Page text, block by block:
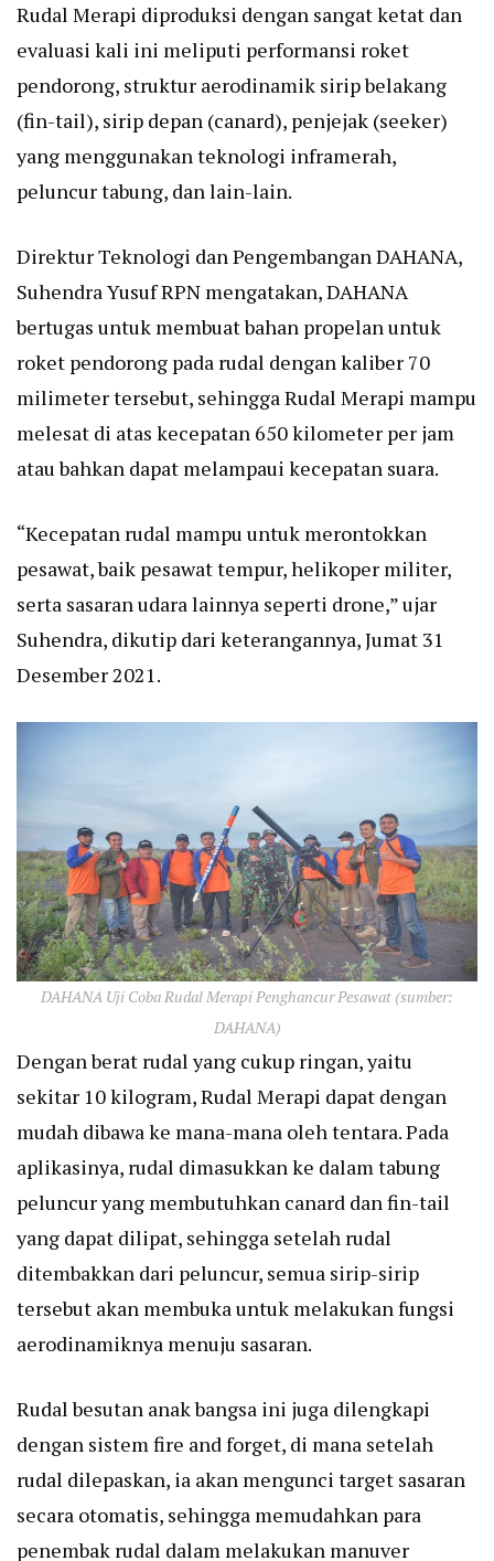
Rudal Merapi diproduksi dengan sangat ketat dan
evaluasi kali ini meliputi performansi roket
pendorong, struktur aerodinamik sirip belakang
(fin-tail), sirip depan (canard), penjejak (seeker)
yang menggunakan teknologi inframerah,
peluncur tabung, dan lain-lain.
Direktur Teknologi dan Pengembangan DAHANA,
Suhendra Yusuf RPN mengatakan, DAHANA
bertugas untuk membuat bahan propelan untuk
roket pendorong pada rudal dengan kaliber 70
milimeter tersebut, sehingga Rudal Merapi mampu
melesat di atas kecepatan 650 kilometer per jam
atau bahkan dapat melampaui kecepatan suara.
“Kecepatan rudal mampu untuk merontokkan
pesawat, baik pesawat tempur, helikoper militer,
serta sasaran udara lainnya seperti drone,” ujar
Suhendra, dikutip dari keterangannya, Jumat 31
Desember 2021.
DAHANA Uji Coba Rudal Merapi Penghancur Pesawat (sumber:
DAHANA)
Dengan berat rudal yang cukup ringan, yaitu
sekitar 10 kilogram, Rudal Merapi dapat dengan
mudah dibawa ke mana-mana oleh tentara. Pada
aplikasinya, rudal dimasukkan ke dalam tabung
peluncur yang membutuhkan canard dan fin-tail
yang dapat dilipat, sehingga setelah rudal
ditembakkan dari peluncur, semua sirip-sirip
tersebut akan membuka untuk melakukan fungsi
aerodinamiknya menuju sasaran.
Rudal besutan anak bangsa ini juga dilengkapi
dengan sistem fire and forget, di mana setelah
rudal dilepaskan, ia akan mengunci target sasaran
secara otomatis, sehingga memudahkan para
penembak rudal dalam melakukan manuver